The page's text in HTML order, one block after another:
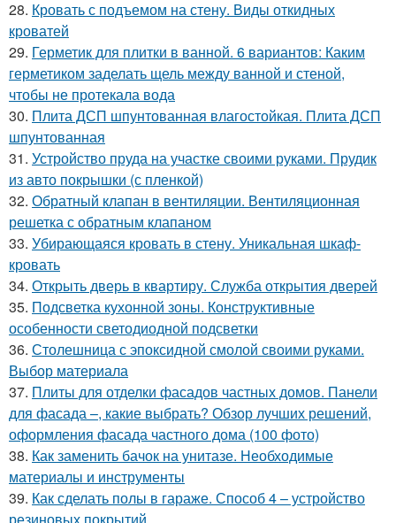
28. Кровать с подъемом на стену. Виды откидных
кроватей
29. Герметик для плитки в ванной. 6 вариантов: Каким
герметиком заделать щель между ванной и стеной,
чтобы не протекала вода
30. Плита ДСП шпунтованная влагостойкая. Плита ДСП
шпунтованная
31. Устройство пруда на участке своими руками. Прудик
из авто покрышки (с пленкой)
32. Обратный клапан в вентиляции. Вентиляционная
решетка с обратным клапаном
33. Убирающаяся кровать в стену. Уникальная шкаф-
кровать
34. Открыть дверь в квартиру. Служба открытия дверей
35. Подсветка кухонной зоны. Конструктивные
особенности светодиодной подсветки
36. Столешница с эпоксидной смолой своими руками.
Выбор материала
37. Плиты для отделки фасадов частных домов. Панели
для фасада –, какие выбрать? Обзор лучших решений,
оформления фасада частного дома (100 фото)
38. Как заменить бачок на унитазе. Необходимые
материалы и инструменты
39. Как сделать полы в гараже. Способ 4 – устройство
резиновых покрытий